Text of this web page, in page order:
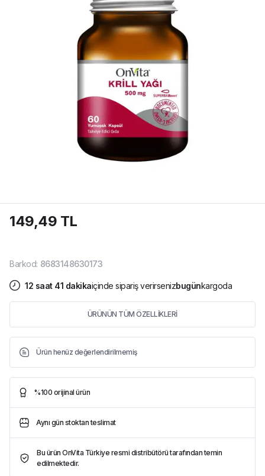
149,49 TL
Barkod: 8683148630173
12 saat 41 dakikaiçinde sipariş verirsenizbugünkargoda
ÜRÜNÜN TÜM ÖZELLİKLERİ
Ürün henüz değerlendirilmemiş
%100 orijinal ürün
Aynı gün stoktan teslimat
Bu ürün OnVita Türkiye resmi distribütörü tarafından temin
edilmektedir.